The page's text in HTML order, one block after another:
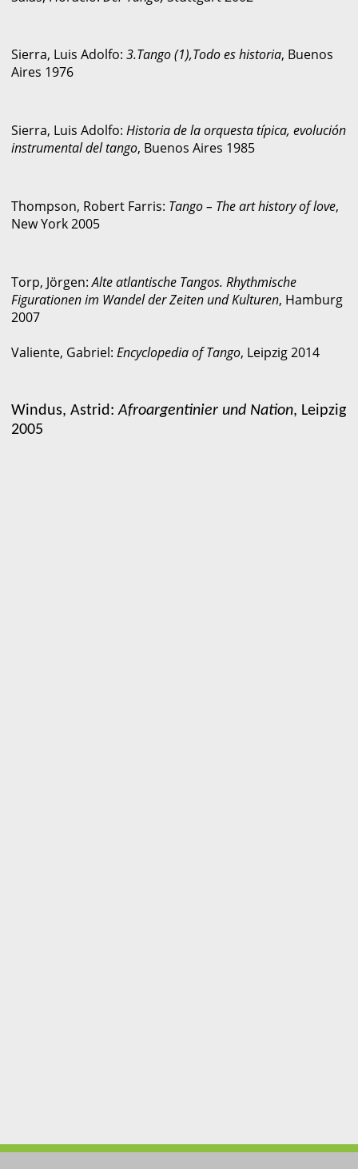
Sierra, Luis Adolfo:3.Tango (1),Todo es historia, Buenos
Aires 1976
Sierra, Luis Adolfo:Historia de la orquesta típica, evolución
instrumental del tango, Buenos Aires 1985
Thompson, Robert Farris: Tango – The art history of love,
New York 2005
Torp, Jörgen:Alte atlantische Tangos. Rhythmische
Figurationen im Wandel der Zeiten und Kulturen, Hamburg
2007
Valiente, Gabriel:Encyclopedia of Tango, Leipzig 2014
Windus, Astrid:Afroargentinier und Nation, Leipzig
2005